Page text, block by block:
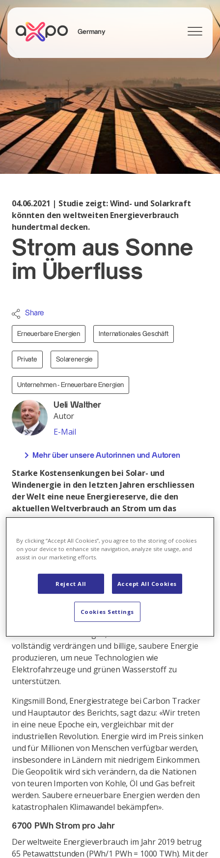
Germany
Search
Axpo Group
04.06.2021 | Studie zeigt: Wind- und Solarkraft
könnten den weltweiten Energieverbrauch
hundertmal decken.
Strom aus Sonne
im Überfluss
Share
Erneuerbare Energien Internationales Geschäft
Private Solarenergie
Unternehmen - Erneuerbare Energien
Ueli Walther
Autor
E-Mail
Mehr über unsere Autorinnen und Autoren
Starke Kostensenkungen bei Solar- und
Windenergie in den letzten Jahren erschliessen
der Welt eine neue Energiereserve, die den
aktuellen Weltverbrauch an Strom um das
Hundertfache decken könnte. Dabei ist vor allem
schreibt der britische Thinktank «CarbonTracker»
in einem jüngst veröffentlichten Bericht.
Solar- und Windenergie sind im Gegensatz zu Kohle,
Öl und Gas unerschöpfliche Energiequellen und
Brennstoffe bis Mitte der 2030er Jahre aus dem
Stromsektor verdrängen. Bis 2050 könnten sie die
Welt mit Strom versorgen, fossile Brennstoffe
vollständig verdrängen und billige, saubere Energie
produzieren, um neue Technologien wie
Elektrofahrzeuge und grünen Wasserstoff zu
unterstützen.
Kingsmill Bond, Energiestratege bei Carbon Tracker
und Hauptautor des Berichts, sagt dazu: «Wir treten
in eine neue Epoche ein, vergleichbar mit der
industriellen Revolution. Energie wird im Preis sinken
und für Millionen von Menschen verfügbar werden,
insbesondere in Ländern mit niedrigem Einkommen.
Die Geopolitik wird sich verändern, da die Nationen
von teuren Importen von Kohle, Öl und Gas befreit
werden. Saubere erneuerbare Energien werden den
katastrophalen Klimawandel bekämpfen».
6700 PWh Strom pro Jahr
Der weltweite Energieverbrauch im Jahr 2019 betrug
65 Petawattstunden (PWh/1 PWh = 1000 TWh). Mit der
By clicking “Accept All Cookies”, you agree to the storing of cookies
on your device to enhance site navigation, analyze site usage, and
assist in our marketing efforts.
Reject All Accept All Cookies
Cookies Settings